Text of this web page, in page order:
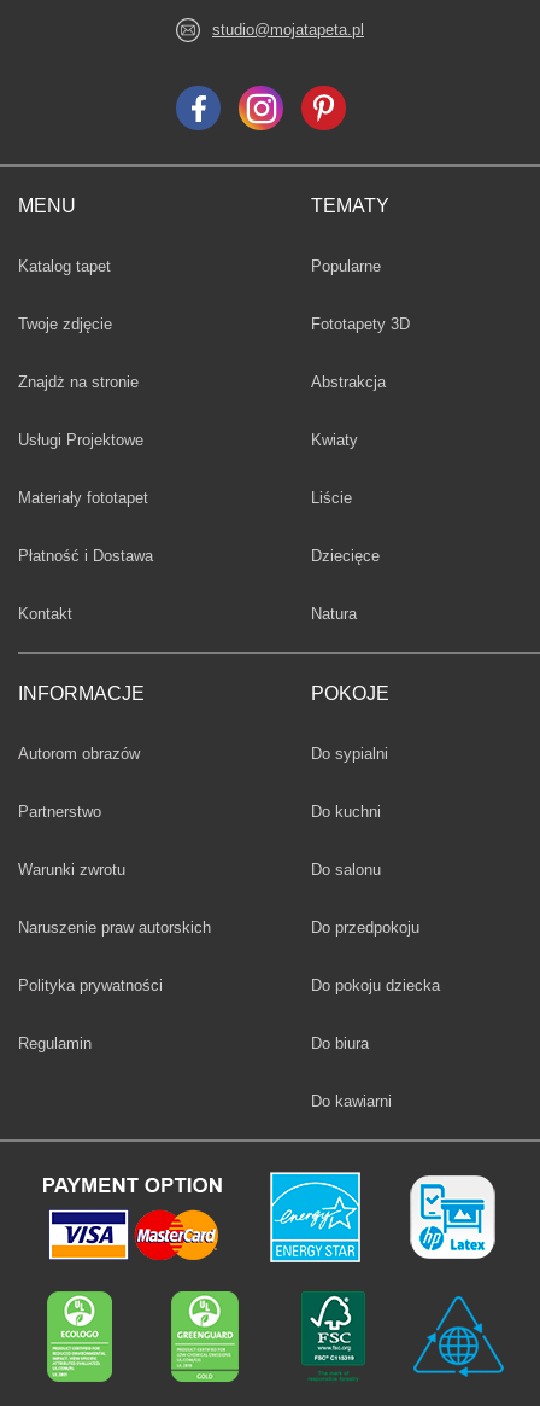
MENU
Katalog tapet
Twoje zdjęcie
Znajdż na stronie
Usługi Projektowe
Materiały fototapet
Płatność i Dostawa
Kontakt
INFORMACJE
Autorom obrazów
Partnerstwo
Warunki zwrotu
Naruszenie praw autorskich
Polityka prywatności
Regulamin
TEMATY
Fototapety
Popularne
Fototapety 3D
Fototapety
Abstrakcja
Fototapety
Kwiaty
Fototapety
Liście
Fototapety
Dziecięce
Fototapety
Natura
POKOJE
Fototapety
Do sypialni
Fototapety
Do kuchni
Fototapety
Do salonu
Fototapety
Do przedpokoju
Fototapety
Do pokoju dziecka
Fototapety
Do biura
Fototapety
Do kawiarni
studio@mojatapeta.pl